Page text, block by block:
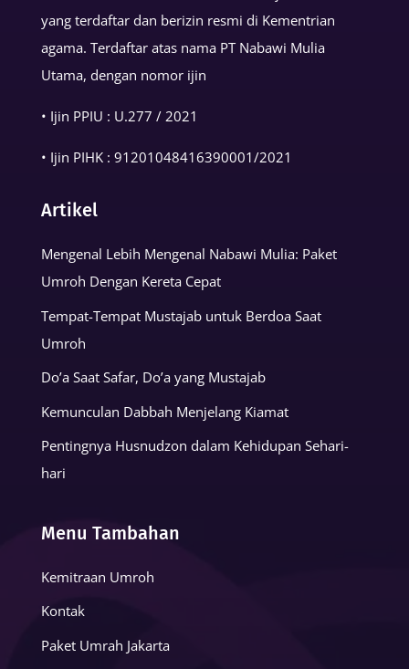
yang terdaftar dan berizin resmi di Kementrian
agama. Terdaftar atas nama PT Nabawi Mulia
Utama, dengan nomor ijin
• Ijin PPIU : U.277 / 2021
• Ijin PIHK : 91201048416390001/2021
Artikel
Mengenal Lebih Mengenal Nabawi Mulia: Paket
Umroh Dengan Kereta Cepat
Tempat-Tempat Mustajab untuk Berdoa Saat
Umroh
Do’a Saat Safar, Do’a yang Mustajab
Kemunculan Dabbah Menjelang Kiamat
Pentingnya Husnudzon dalam Kehidupan Sehari-
hari
Menu Tambahan
Kemitraan Umroh
Kontak
Paket Umrah Jakarta